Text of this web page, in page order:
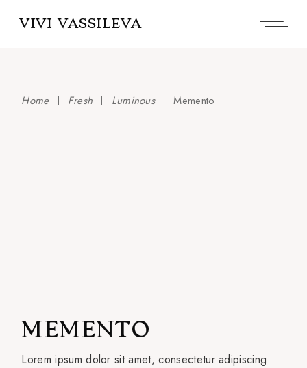
VIVI VASSILEVA
Home Fresh Luminous Memento
MEMENTO
Lorem ipsum dolor sit amet, consectetur adipiscing